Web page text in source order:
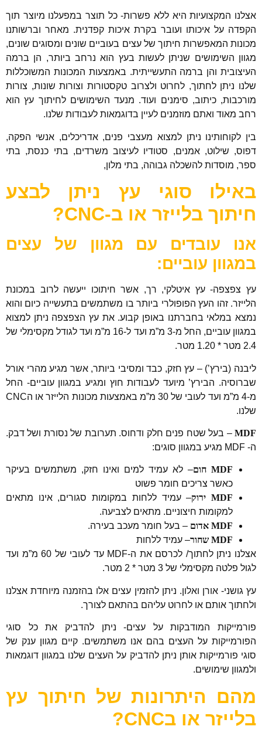
אצלנו המקצועיות היא ללא פשרות- כל תוצר במפעלנו מיוצר תוך
הקפדה על איכותו ועובר בקרת איכות קפדנית. מאחר וברשותנו
מכונות המאפשרות חיתוך של עצים בעוביים שונים ומסוגים שונים,
מגוון השימושים שניתן לעשות בעץ הוא נרחב ביותר, הן ברמה
העיצובית והן ברמה התעשייתית. באמצעות המכונות המשוכללות
שלנו ניתן לחתוך, לחרוט ולצרוב טקסטורות וצורות שונות, צורות
מורכבות, כיתוב, סימנים ועוד. מנעד השימושים לחיתוך עץ הוא
רחב מאוד ואתם מוזמנים לעיין בדוגמאות לעבודות שלנו.
בין לקוחותינו ניתן למצוא מעצבי פנים, אדריכלים, אנשי הפקה,
דפוס, שילוט, אמנים, סטודיו לעיצוב משרדים, בתי כנסת, בתי
ספר, מוסדות להשכלה גבוהה, בתי מלון,
באילו סוגי עץ ניתן לבצע
חיתוך בלייזר או ב-CNC?
אנו עובדים עם מגוון של עצים
במגוון עוביים:
עץ צפצפה- עץ איטלקי, רך, אשר חיתוכו ייעשה לרוב במכונת
הלייזר. זהו העץ הפופולרי ביותר בו משתמשים בתעשייה כיום והוא
נמצא במלאי בחברתנו באופן קבוע. את עץ הצפצפה ניתן למצוא
במגוון עוביים, החל מ-3 מ”מ ועד ל-16 מ”מ ועד לגודל מקסימלי של
2.4 מטר * 1.20 מטר.
ליבנה (בירץ’) – עץ חזק, כבד ומסיבי ביותר, אשר מגיע מהרי אורל
שברוסיה. הבירץ’ מיועד לעבודות חוץ ומגיע במגוון עוביים- החל
מ-4 מ”מ ועד לעובי של 30 מ”מ באמצעות מכונות הלייזר או הCNC
שלנו.
MDF – בעל שטח פנים חלק ודחוס. תערובת של נסורת ושל דבק.
ה- MDF מגיע במגוון סוגים:
MDF חום
– לא עמיד למים ואינו חזק, משתמשים בעיקר
כאשר צריכים חומר פשוט
MDF ירוק
– עמיד ללחות במקומות סגורים, אינו מתאים
למקומות חיצוניים. מתאים לצביעה.
MDF אדום
– בעל חומר מעכב בעירה.
MDF שחור
– עמיד ללחות
אצלנו ניתן לחתוך/ לכרסם את ה-MDF עד לעובי של 60 מ”מ ועד
לגול פלטה מקסימלי של 3 מטר * 2 מטר.
עץ גושני- אורן ואלון. ניתן להזמין עצים אלו בהזמנה מיוחדת אצלנו
ולחתוך אותם או לחרוט עליהם בהתאם לצורך.
פורמייקות המודבקות על עצים- ניתן להדביק את כל סוגי
הפורמייקות על העצים בהם אנו משתמשים. קיים מגוון ענק של
סוגי פורמייקות אותן ניתן להדביק על העצים שלנו במגוון דוגמאות
ולמגוון שימושים.
מהם היתרונות של חיתוך עץ
בלייזר או בCNC?